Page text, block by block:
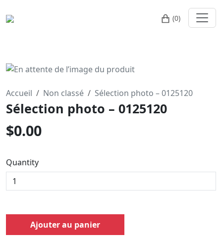
(0)
Accueil Non classé Sélection photo – 0125120
Sélection photo – 0125120
$0.00
Quantity
Ajouter au panier